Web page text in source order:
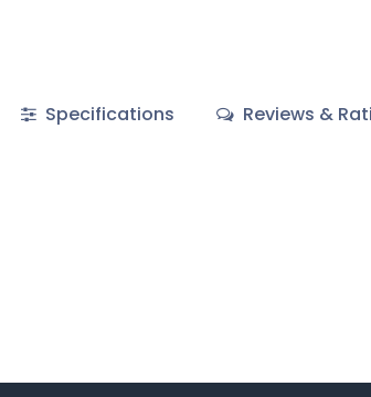
Specifications Reviews &